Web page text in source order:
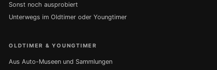
Sonst noch ausprobiert
Unterwegs im Oldtimer oder Youngtimer
OLDTIMER & YOUNGTIMER
Aus Auto-Museen und Sammlungen